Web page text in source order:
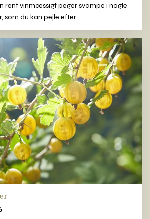
rent vinmæssigt peger svampe i nogle
som du kan pejle efter.